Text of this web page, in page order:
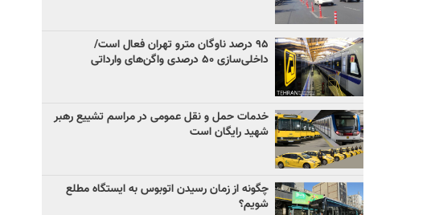
۹۵ درصد ناوگان مترو تهران فعال است/
داخلی‌سازی ۵۰ درصدی واگن‌های وارداتی
خدمات حمل و نقل عمومی در مراسم تشییع رهبر
شهید رایگان است
چگونه از زمان رسیدن اتوبوس به ایستگاه مطلع
شویم؟